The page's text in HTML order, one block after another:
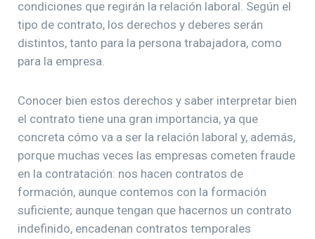
condiciones que regirán la relación laboral. Según el
tipo de contrato, los derechos y deberes serán
distintos, tanto para la persona trabajadora, como
para la empresa.
Conocer bien estos derechos y saber interpretar bien
el contrato tiene una gran importancia, ya que
concreta cómo va a ser la relación laboral y, además,
porque muchas veces las empresas cometen fraude
en la contratación: nos hacen contratos de
formación, aunque contemos con la formación
suficiente; aunque tengan que hacernos un contrato
indefinido, encadenan contratos temporales